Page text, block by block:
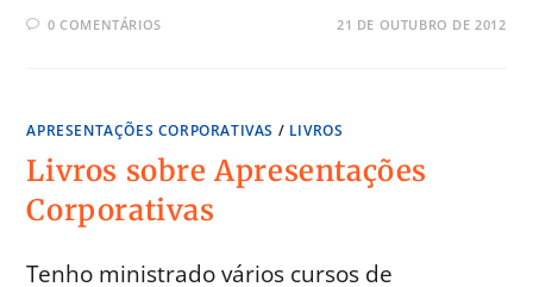
0 COMENTÁRIOS 21 DE OUTUBRO DE 2012
APRESENTAÇÕES CORPORATIVAS / LIVROS
Livros sobre Apresentações
Corporativas
Tenho ministrado vários cursos de